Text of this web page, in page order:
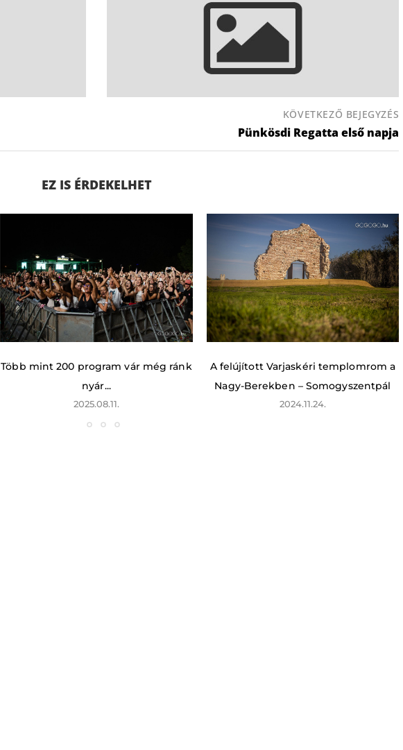
KÖVETKEZŐ BEJEGYZÉS
Pünkösdi Regatta első napja
EZ IS ÉRDEKELHET
Több mint 200 program vár még ránk
nyár...
2025.08.11.
A felújított Varjaskéri templomrom a
Nagy-Berekben – Somogyszentpál
2024.11.24.